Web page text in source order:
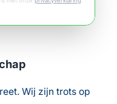
Wij zijn trots op